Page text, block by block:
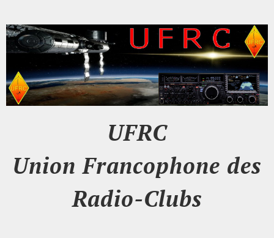
UFRC
Union Francophone des
Radio-Clubs